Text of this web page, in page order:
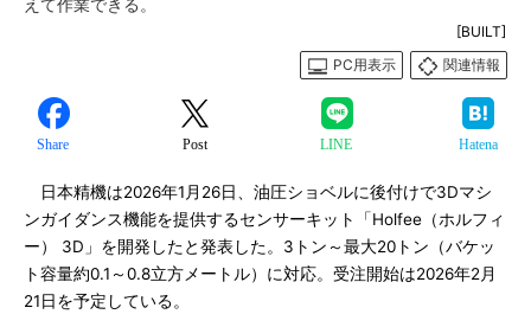
えて作業できる。
[BUILT]
PC用表示
関連情報
Share Post LINE Hatena
日本精機は2026年1月26日、油圧ショベルに後付けで3Dマシ
ンガイダンス機能を提供するセンサーキット「Holfee（ホルフィ
ー） 3D」を開発したと発表した。3トン～最大20トン（バケッ
ト容量約0.1～0.8立方メートル）に対応。受注開始は2026年2月
21日を予定している。